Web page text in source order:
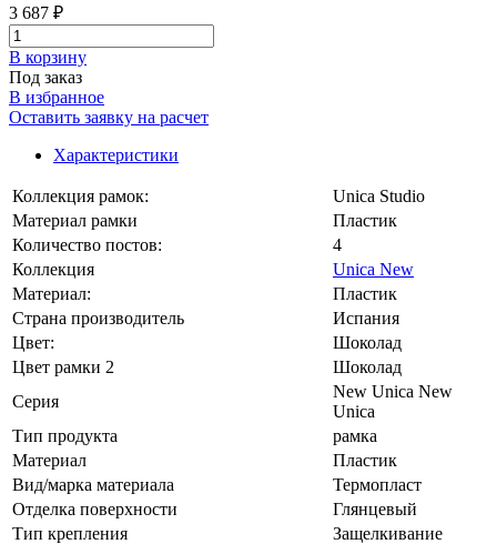
3 687 ₽
В корзинy
Под заказ
В избранное
Оставить заявку на расчет
Характеристики
Коллекция рамок:
Unica Studio
Материал рамки
Пластик
Количество постов:
4
Коллекция
Unica New
Материал:
Пластик
Страна производитель
Испания
Цвет:
Шоколад
Цвет рамки 2
Шоколад
Серия
New Unica New
Unica
Тип продукта
рамка
Материал
Пластик
Вид/марка материала
Термопласт
Отделка поверхности
Глянцевый
Тип крепления
Защелкивание